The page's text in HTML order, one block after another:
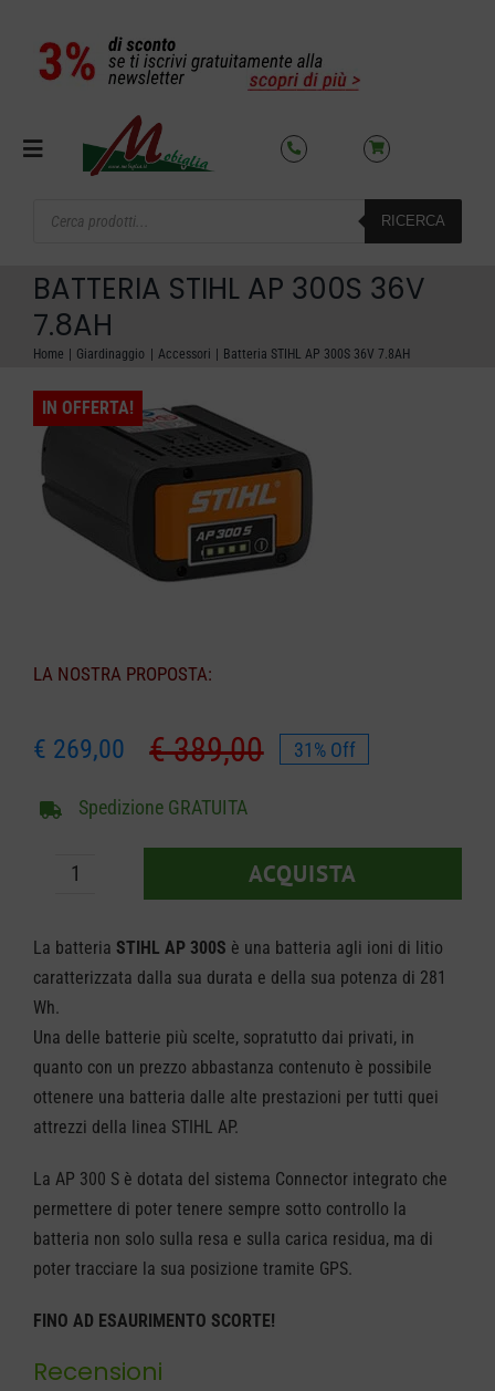
contenuto
Toggle
OFFERTE DEL MESE
AZIENDA
NOLEGGIO
CARRELLO
search
RICERCA
BATTERIA STIHL AP 300S 36V
7.8AH
Home Giardinaggio Accessori Batteria STIHL AP 300S 36V 7.8AH
IN OFFERTA!
LA NOSTRA PROPOSTA:
€389,00Il
era:
€ 389,00.
€ 269,00
Il
è:
€ 269,00.
31% Off
Spedizione GRATUITA
Batteria
AP
36V
7.8AH
quantità
ACQUISTA
La batteria STIHL AP 300S è una batteria agli ioni di litio
caratterizzata dalla sua durata e della sua potenza di 281
Wh.
Una delle batterie più scelte, sopratutto dai privati, in
quanto con un prezzo abbastanza contenuto è possibile
ottenere una batteria dalle alte prestazioni per tutti quei
attrezzi della linea STIHL AP.
La AP 300 S è dotata del sistema Connector integrato che
permettere di poter tenere sempre sotto controllo la
batteria non solo sulla resa e sulla carica residua, ma di
poter tracciare la sua posizione tramite GPS.
FINO AD ESAURIMENTO SCORTE!
Recensioni